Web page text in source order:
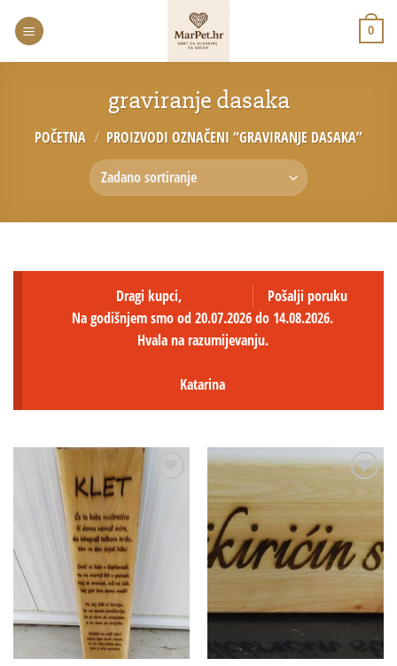
0
graviranje dasaka
POČETNA / PROIZVODI OZNAČENI “GRAVIRANJE DASAKA”
Pošalji poruku
Dragi kupci,
Na godišnjem smo od 20.07.2026 do 14.08.2026.
Hvala na razumijevanju.
Katarina